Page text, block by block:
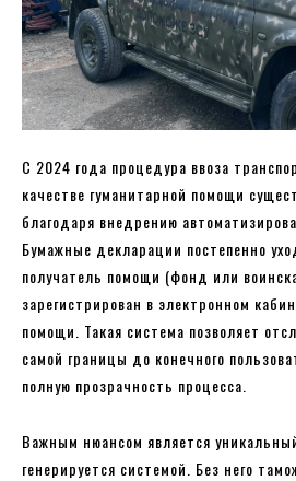
С 2024 года процедура ввоза
качестве гуманитарной помощи
благодаря внедрению
Бумажные декларации постепенно
получатель помощи (фонд или
зарегистрирован в электронном
помощи. Такая система позволяет
самой границы до конечного
полную прозрачность процесса.
Важным нюансом является
генерируется системой. Без него